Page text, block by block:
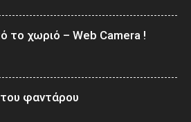
το χωριό – Web Camera !
φαντάρου